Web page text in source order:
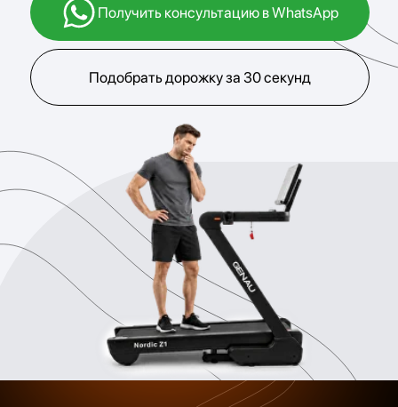
GENAU – абсолютный лидер рынка домашних
тренажеров по данным крупнейшего
маркетплейса страны Kaspi.kz.
Лидер рынка домашних
тренажеров
01
В случае проблемы мы бесплатно все сделаем
прямо у вас дома, либо заберем в один из 18
сервисов по Казахстану за свой счет.
Уникальный сервис
Название GENAU происходит от немецкого
слова “точно”. Уже много лет мы создаем
продукты с акцентом на надежность и
функциональность.
Немецкая философия
03
04